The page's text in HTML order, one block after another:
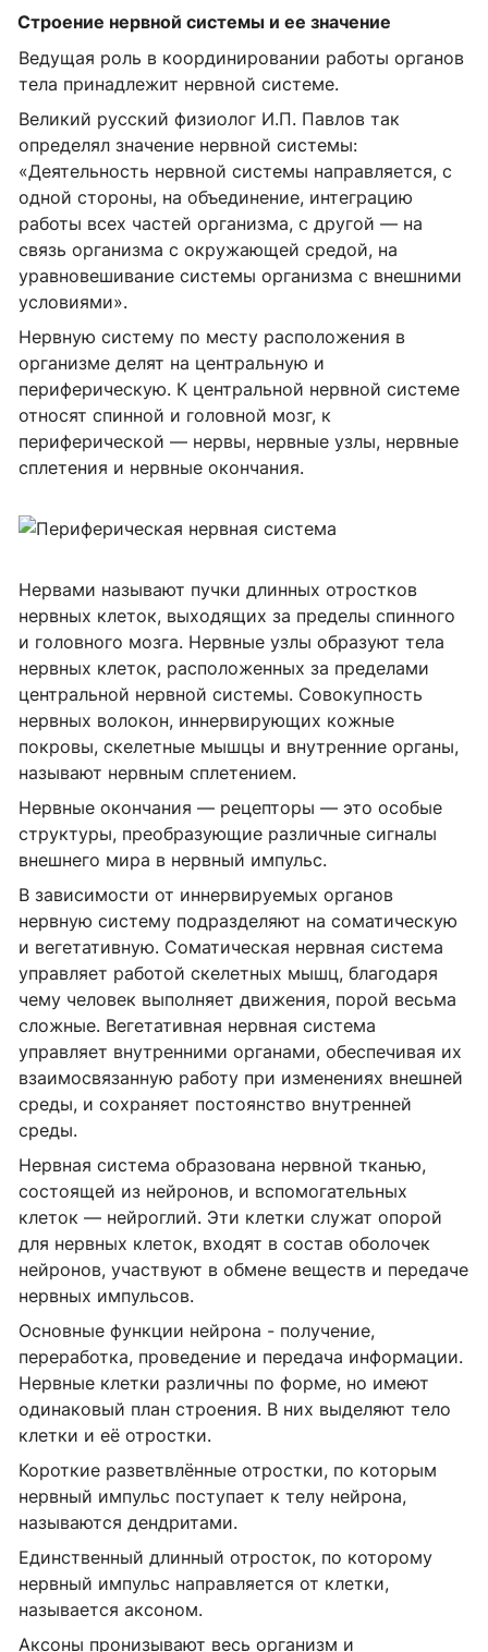
Строение нервной системы и ее значение
Ведущая роль в координировании работы органов
тела принадлежит нервной системе.
Великий русский физиолог И.П. Павлов так
определял значение нервной системы:
«Деятельность нервной системы направляется, с
одной стороны, на объединение, интеграцию
работы всех частей организма, с другой — на
связь организма с окружающей средой, на
уравновешивание системы организма с внешними
условиями».
Нервную систему по месту расположения в
организме делят на центральную и
периферическую. К центральной нервной системе
относят спинной и головной мозг, к
периферической — нервы, нервные узлы, нервные
сплетения и нервные окончания.
Нервами называют пучки длинных отростков
нервных клеток, выходящих за пределы спинного
и головного мозга. Нервные узлы образуют тела
нервных клеток, расположенных за пределами
центральной нервной системы. Совокупность
нервных волокон, иннервирующих кожные
покровы, скелетные мышцы и внутренние органы,
называют нервным сплетением.
Нервные окончания — рецепторы — это особые
структуры, преобразующие различные сигналы
внешнего мира в нервный импульс.
В зависимости от иннервируемых органов
нервную систему подразделяют на соматическую
и вегетативную. Соматическая нервная система
управляет работой скелетных мышц, благодаря
чему человек выполняет движения, порой весьма
сложные. Вегетативная нервная система
управляет внутренними органами, обеспечивая их
взаимосвязанную работу при изменениях внешней
среды, и сохраняет постоянство внутренней
среды.
Нервная система образована нервной тканью,
состоящей из нейронов, и вспомогательных
клеток — нейроглий. Эти клетки служат опорой
для нервных клеток, входят в состав оболочек
нейронов, участвуют в обмене веществ и передаче
нервных импульсов.
Основные функции нейрона - получение,
переработка, проведение и передача информации.
Нервные клетки различны по форме, но имеют
одинаковый план строения. В них выделяют тело
клетки и её отростки.
Короткие разветвлённые отростки, по которым
нервный импульс поступает к телу нейрона,
называются дендритами.
Единственный длинный отросток, по которому
нервный импульс направляется от клетки,
называется аксоном.
Аксоны пронизывают весь организм и